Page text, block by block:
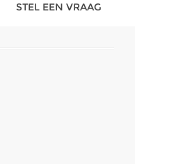
STEL EEN VRAAG